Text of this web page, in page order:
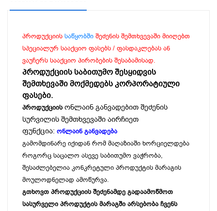
პროდუქციის საწყობში შეძენის შემთხვევაში მიიღებთ
სპეციალურ სააქციო ფასებს / ფასდაკლებას ან
ვაუჩერს სააქციო პირობების შესაბამისად.
პროდუქციის საბითუმო შესყიდვის
შემთხევაში მოქმედებს კორპორატიული
ფასები.
პროდუქციის ონლაინ განვადებით შეძენის
სურვილის შემთხვევაში აირჩიეთ
ფუნქცია: ონლაინ განვადება
გამომდინარე იქიდან რომ მაღაზიაში ხორციელდება
როგორც საცალო ასევე საბითუმო ვაჭრობა,
შესაძლებელია კონკრეტული პროდუქტის მარაგის
მოულოდნელად ამოწურვა.
გთხოვთ პროდუქციის შეძენამდე გადაამოწმოთ
სასურველი პროდუქტის მარაგში არსებობა ჩვენს